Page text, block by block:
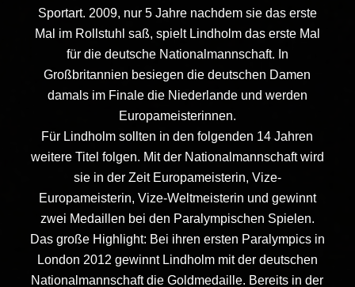
Sportart. 2009, nur 5 Jahre nachdem sie das erste
Mal im Rollstuhl saß, spielt Lindholm das erste Mal
für die deutsche Nationalmannschaft. In
Großbritannien besiegen die deutschen Damen
damals im Finale die Niederlande und werden
Europameisterinnen.
Für Lindholm sollten in den folgenden 14 Jahren
weitere Titel folgen. Mit der Nationalmannschaft wird
sie in der Zeit Europameisterin, Vize-
Europameisterin, Vize-Weltmeisterin und gewinnt
zwei Medaillen bei den Paralympischen Spielen.
Das große Highlight: Bei ihren ersten Paralympics in
London 2012 gewinnt Lindholm mit der deutschen
Nationalmannschaft die Goldmedaille. Bereits in der